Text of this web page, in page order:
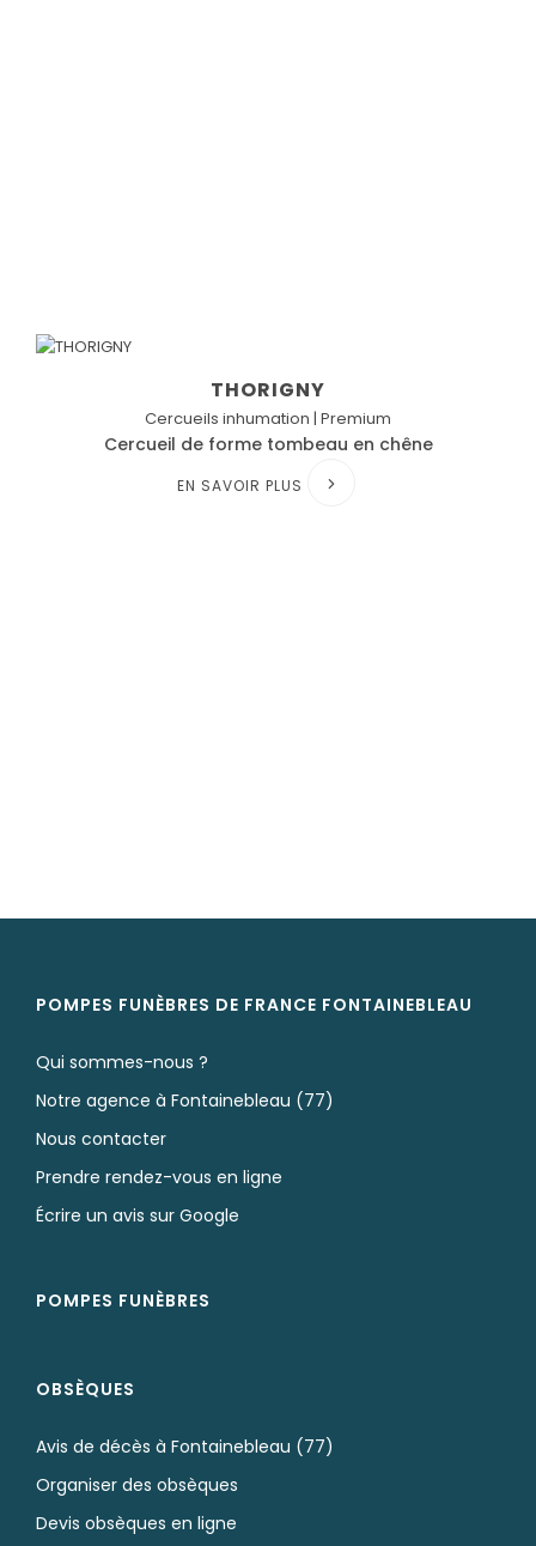
THORIGNY
Cercueils inhumation | Premium
Cercueil de forme tombeau en chêne
EN SAVOIR PLUS
POMPES FUNÈBRES DE FRANCE FONTAINEBLEAU
Qui sommes-nous ?
Notre agence à Fontainebleau (77)
Nous contacter
Prendre rendez-vous en ligne
Écrire un avis sur Google
POMPES FUNÈBRES
OBSÈQUES
Avis de décès à Fontainebleau (77)
Organiser des obsèques
Devis obsèques en ligne